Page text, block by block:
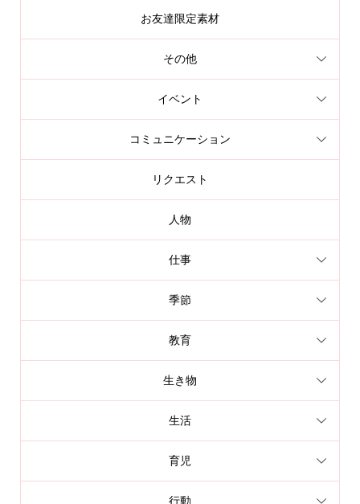
お友達限定素材
その他
イベント
コミュニケーション
リクエスト
人物
仕事
季節
教育
生き物
生活
育児
行動